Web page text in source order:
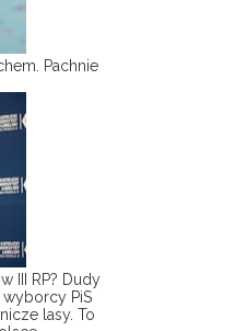
Pachnie
III RP? Dudy
PiS
lasy. To